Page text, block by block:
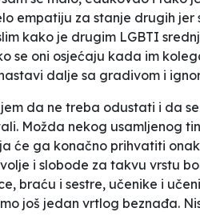
empatiju za stanje drugih
kako je drugim LGBTI
se oni osjećaju kada im
dalje sa gradivom i
da ne treba odustati i da
Možda nekog usamljenog
će ga konačno prihvatiti
i slobode za takvu vrstu
braću i sestre, učenike i
još jedan vrtlog beznađa.